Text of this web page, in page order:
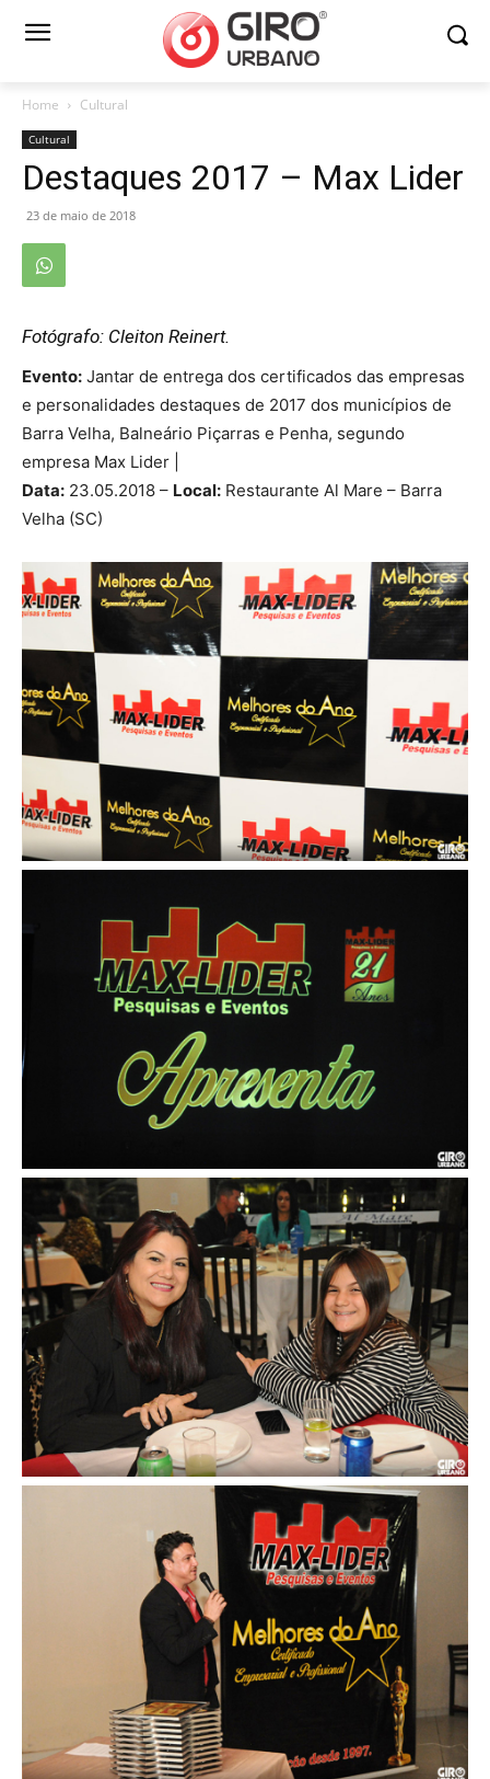
Home Cultural
Cultural
Destaques 2017 – Max Lider
23 de maio de 2018
Fotógrafo: Cleiton Reinert.
Evento: Jantar de entrega dos certificados das empresas
e personalidades destaques de 2017 dos municípios de
Barra Velha, Balneário Piçarras e Penha, segundo
empresa Max Lider |
Data: 23.05.2018 – Local: Restaurante Al Mare – Barra
Velha (SC)